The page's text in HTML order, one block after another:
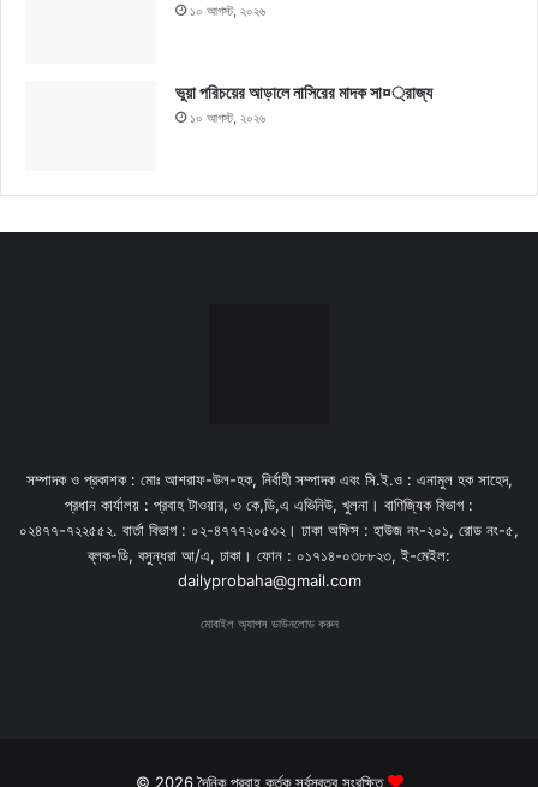
১০ আগস্ট, ২০২৬
ভুয়া পরিচয়ের আড়ালে নাসিরের মাদক সা¤্রাজ্য
১০ আগস্ট, ২০২৬
সম্পাদক ও প্রকাশক : মোঃ আশরাফ-উল-হক, নির্বাহী সম্পাদক এবং সি.ই.ও : এনামুল হক সাহেদ,
প্রধান কার্যালয় : প্রবাহ টাওয়ার, ৩ কে,ডি,এ এভিনিউ, খুলনা। বাণিজ্যিক বিভাগ :
০২৪৭৭-৭২২৫৫২. বার্তা বিভাগ : ০২-৪৭৭৭২০৫৩২। ঢাকা অফিস : হাউজ নং-২০১, রোড নং-৫,
ব্লক-ডি, বসুন্ধরা আ/এ, ঢাকা। ফোন : ০১৭১৪-০৩৮৮২৩, ই-মেইল:
dailyprobaha@gmail.com
মোবাইল অ্যাপস ডাউনলোড করুন
© 2026 দৈনিক প্রবাহ কর্তৃক সর্বস্বত্ব সংরক্ষিত